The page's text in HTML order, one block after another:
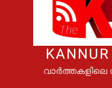
വാർത്തകളിലെ